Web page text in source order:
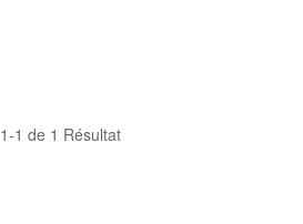
1-1 de 1 Résultat